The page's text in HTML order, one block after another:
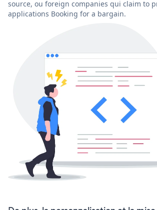
source, ou foreign companies qui claim to
applications Booking for a bargain.